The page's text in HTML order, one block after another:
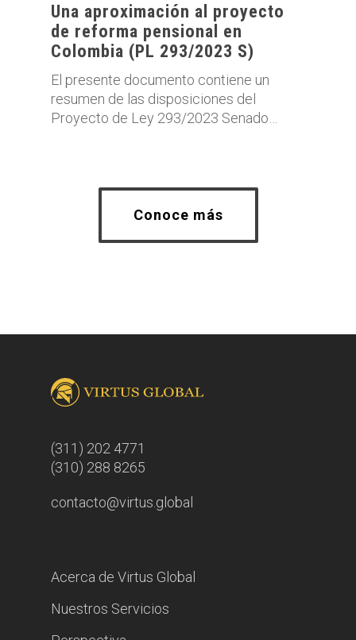
Una aproximación al proyecto
de reforma pensional en
Colombia (PL 293/2023 S)
El presente documento contiene un
resumen de las disposiciones del
Proyecto de Ley 293/2023 Senado…
Conoce más
(311) 202 4771
(310) 288 8265
contacto@virtus.global
Acerca de Virtus Global
Nuestros Servicios